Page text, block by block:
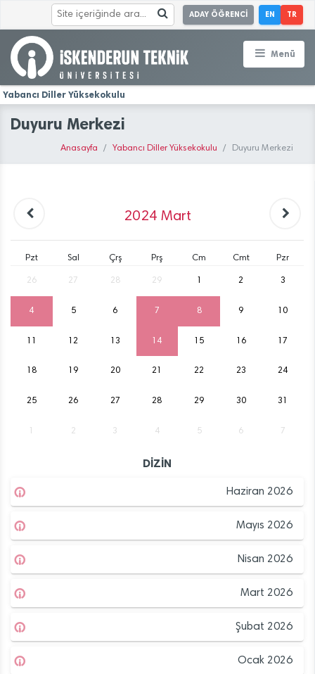
ADAY ÖĞRENCİ EN TR
Menü
Yabancı Diller Yüksekokulu
Duyuru Merkezi
Anasayfa Yabancı Diller Yüksekokulu Duyuru Merkezi
2024 Mart
Pzt Sal Çrş Prş Cm Cmt Pzr
26 27 28 29 2 3
4 5 6 7 8 9 10
12 13 14 15 16 17
18 19 20 21 22 23 24
25 26 27 28 29 30 31
2 3 4 5 6 7
DİZİN
Haziran 2026
Mayıs 2026
Nisan 2026
Mart 2026
Şubat 2026
Ocak 2026